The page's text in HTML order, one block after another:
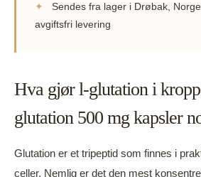
✦
Sendes fra lager i Drøbak,
avgiftsfri levering
Hva gjør l-glutation i
glutation 500 mg kapsler
Glutation er et tripeptid som finnes i
celler. Nemlig er det den mest